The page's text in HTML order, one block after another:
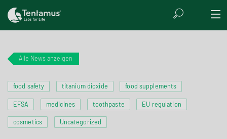
Alle News anzeigen
food safety titanium dioxide food supplements
EFSA medicines toothpaste EU regulation
cosmetics Uncategorized